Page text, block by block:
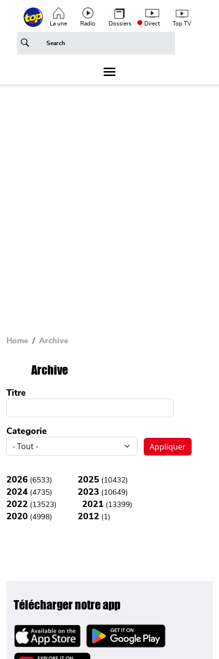
Aller au contenu principalTop header menu
La une Radio Dossiers Direct Top TV
Home Archive
Archive
Titre
Categorie
Appliquer
2026 (6533) 2025(10432)
2024 (4735) 2023 (10649)
2022 (13523) 2021(13399)
2020 (4998) 2012 (1)
Télécharger notre app
Image Image
Image